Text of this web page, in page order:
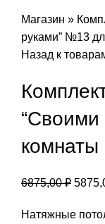
Магазин »
руками” №13
Назад к
6875,00₽
Натяжные